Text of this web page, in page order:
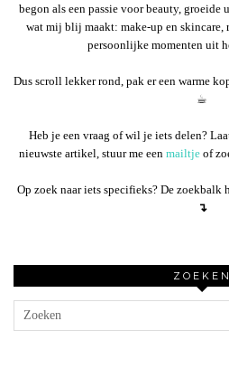
begon als een passie voor beauty,
wat mij blij maakt: make-up en skincare,
persoonlijke momenten uit
Dus scroll lekker rond, pak er een warme
☕︎
Heb je een vraag of wil je iets delen?
nieuwste artikel, stuur me een mailtje of
Op zoek naar iets specifieks? De zoekbalk
↴
ZOEKEN